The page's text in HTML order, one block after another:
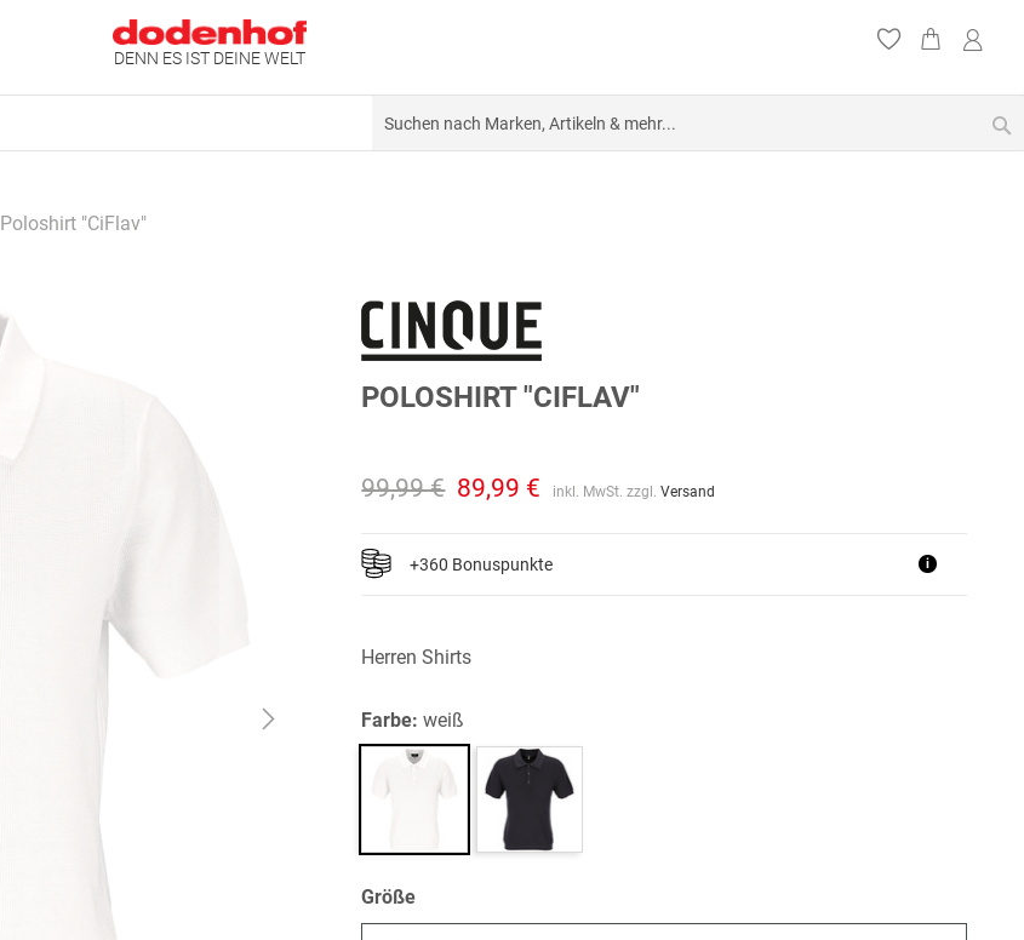
DENN ES IST DEINE WELT
Poloshirt "CiFlav"
POLOSHIRT "CIFLAV"
99,99 € 89,99 € inkl. MwSt. zzgl.Versand
+360 Bonuspunkte i
Herren Shirts
Farbe:weiß
Größe